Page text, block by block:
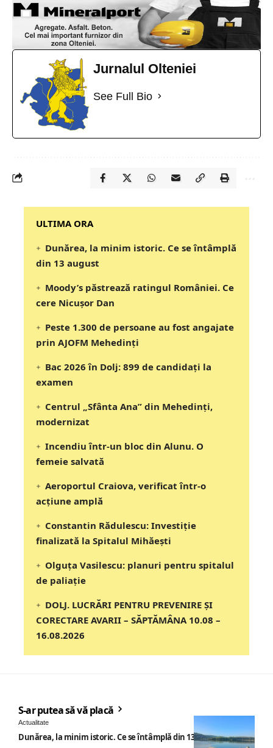
Jurnalul Olteniei
See Full Bio
‎‎‎‎‎‎‎ULTIMA ORA
Dunărea, la minim istoric. Ce se întâmplă
din 13 august
Moody’s păstrează ratingul României. Ce
cere Nicușor Dan
Peste 1.300 de persoane au fost angajate
prin AJOFM Mehedinți
Bac 2026 în Dolj: 899 de candidați la
examen
Centrul „Sfânta Ana” din Mehedinți,
modernizat
Incendiu într-un bloc din Alunu. O
femeie salvată
Aeroportul Craiova, verificat într-o
acțiune amplă
Constantin Rădulescu: Investiție
finalizată la Spitalul Mihăești
Olguța Vasilescu: planuri pentru spitalul
de paliație
DOLJ. LUCRĂRI PENTRU PREVENIRE ȘI
CORECTARE AVARII – SĂPTĂMÂNA 10.08 –
16.08.2026
S-ar putea să vă placă
Actualitate
Dunărea, la minim istoric. Ce se întâmplă din 13 august